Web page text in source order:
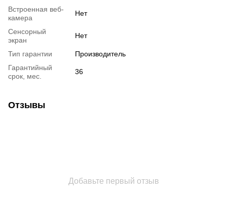
Встроенная веб-
камера
Нет
Сенсорный
экран
Нет
Тип гарантии
Производитель
Гарантийный
срок, мес.
36
Отзывы
Добавьте первый отзыв